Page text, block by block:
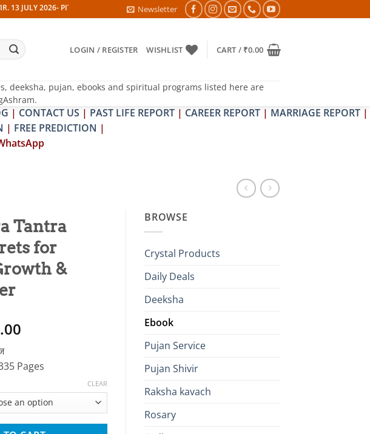
2026- PITRA & SHRAPIT DOSH NIVARAN PUJAN SHIVIR (AMAVASYA)
Newsletter
LOGIN / REGISTER WISHLIST CART / ₹0.00
deeksha, pujan, ebooks and spiritual programs listed here are
| CONTACT US | PAST LIFE REPORT | CAREER REPORT | MARRIAGE REPORT |
| FREE PREDICTION |
Tantra
for
&
is:
₹99.00.
Pages
CLEAR
BROWSE
Crystal Products
Daily Deals
Deeksha
Ebook
Pujan Service
Pujan Shivir
Raksha kavach
Rosary